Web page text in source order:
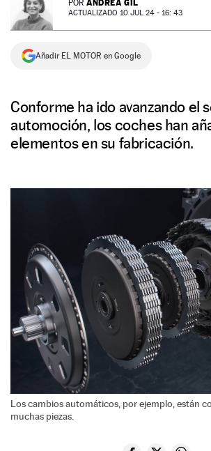
NEWSLETTER
SÍGUENOS
POR ANDREA GIL
ACTUALIZADO 10 JUL 24 - 16: 43
Añadir EL MOTOR en Google
Conforme ha ido avanzando el
automoción, los coches han
elementos en su fabricación.
Los cambios automáticos, por ejemplo, están
muchas piezas.